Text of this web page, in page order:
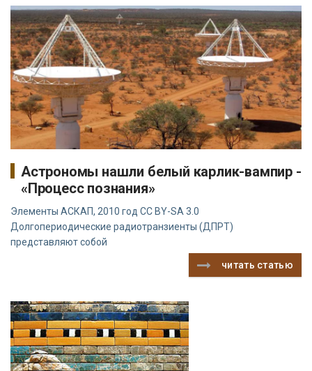
Астрономы нашли белый карлик-вампир -
«Процесс познания»
Элементы АСКАП, 2010 год CC BY-SA 3.0
Долгопериодические радиотранзиенты (ДПРТ)
представляют собой
читать статью